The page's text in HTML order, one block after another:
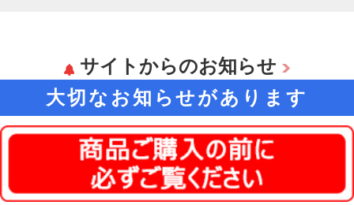
サイトからのお知らせ
大切なお知らせがあります